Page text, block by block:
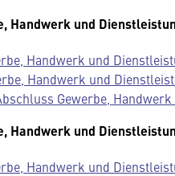
Handwerk und
Handwerk und
Handwerk und
Gewerbe,
Handwerk und
Handwerk und